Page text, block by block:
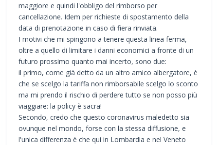
maggiore e quindi l'obbligo del rimborso per
cancellazione. Idem per richieste di spostamento della
data di prenotazione in caso di fiera rinviata.
I motivi che mi spingono a tenere questa linea ferma,
oltre a quello di limitare i danni economici a fronte di un
futuro prossimo quanto mai incerto, sono due:
il primo, come già detto da un altro amico albergatore, è
che se scelgo la tariffa non rimborsabile scelgo lo sconto
ma mi prendo il rischio di perdere tutto se non posso più
viaggiare: la policy è sacra!
Secondo, credo che questo coronavirus maledetto sia
ovunque nel mondo, forse con la stessa diffusione, e
l'unica differenza è che qui in Lombardia e nel Veneto